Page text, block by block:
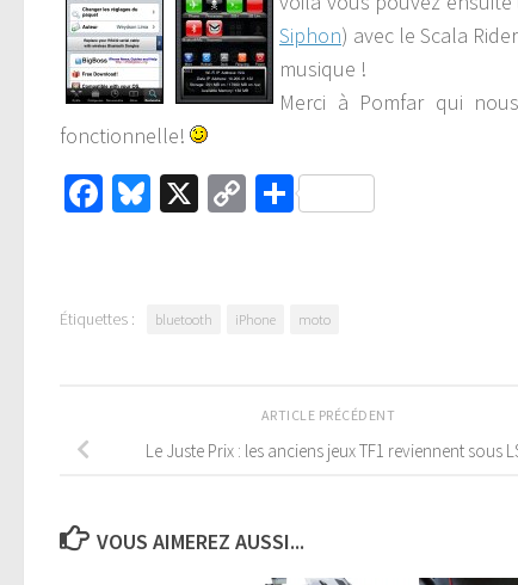
Siphon) avec le Scala
musique !
Merci à Pomfar qui
fonctionnelle!
Facebook
Bluesky
X
CopyPartager
Étiquettes : bluetooth iPhone moto
ARTICLE PRÉCÉDENT
Le Juste Prix : les anciens jeux TF1 reviennent sous
VOUS AIMEREZ AUSSI...